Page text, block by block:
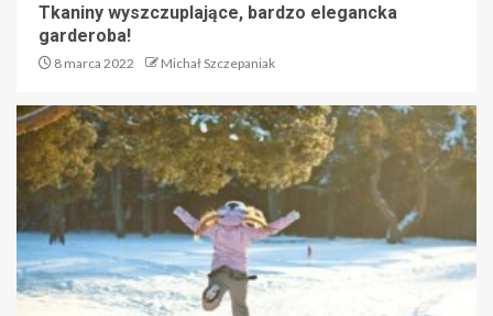
Tkaniny wyszczuplające, bardzo elegancka
garderoba!
8 marca 2022 Michał Szczepaniak